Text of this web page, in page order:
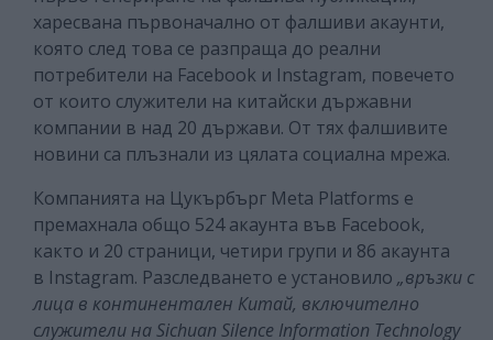
харесвана първоначално от фалшиви акаунти,
която след това се разпраща до реални
потребители на Facebook и Instagram, повечето
от които служители на китайски държавни
компании в над 20 държави. От тях фалшивите
новини са плъзнали из цялата социална мрежа.
Компанията на Цукърбърг Meta Platforms е
премахнала общо 524 акаунта във Facebook,
както и 20 страници, четири групи и 86 акаунта
в Instagram. Разследването е установило „връзки с
лица в континентален Китай, включително
служители на Sichuan Silence Information Technology